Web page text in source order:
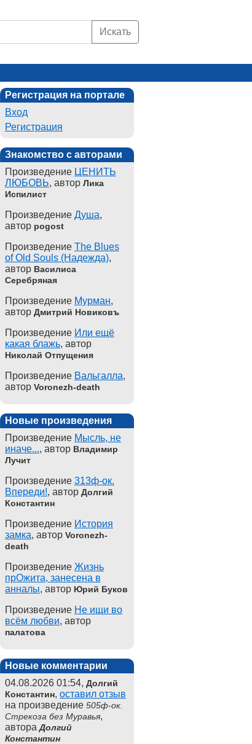
Искать
Регистрация на портале
Вход
Регистрация
Знакомство с авторами
Произведение ЦЕНИТЬ
ЛЮБОВЬ, автор Лика
Испилист
Произведение Душа,
автор pogost
Произведение The Blues
of Old Souls (Надежда),
автор Василиса
Серебряная
Произведение Мурман,
автор Дмитрий Новиковъ
Произведение Или ещё
какая блажь, автор
Николай Отпущения
Произведение Вальгалла,
автор Voronezh-death
Новые произведения
Произведение Мысль, не
иначе..., автор Владимир
Лучит
Произведение 313ф-ок.
Впереди!, автор Долгий
Константин
Произведение История
замка, автор Voronezh-
death
Произведение Жизнь
прОжита, занесена в
анналы, автор Юрий Буков
Произведение Не ищи во
всём любви, автор
палатова
Новые комментарии
04.08.2026 01:54, Долгий
Константин, оставил отзыв
на произведение 505ф-ок.
Стрекоза без Муравья,
автораДолгий
Константин